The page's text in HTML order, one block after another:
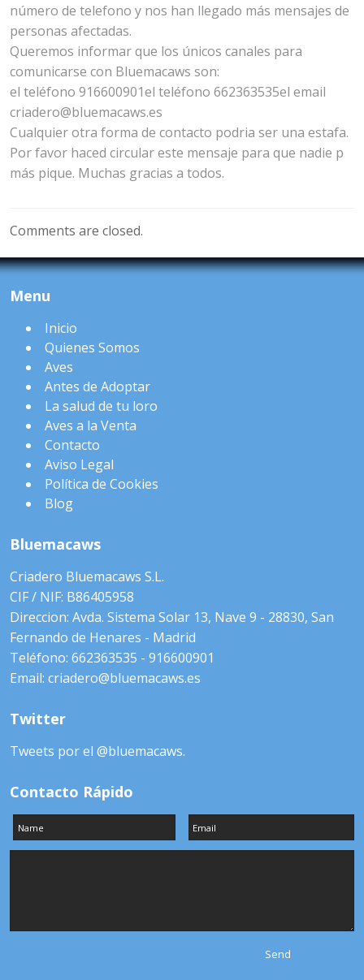
número de telefono y nos han llegado más mensajes de
personas afectadas.
Queremos informar que los únicos canales para
comunicarse con Bluemacaws son:
el teléfono 916600901el teléfono 662363535el email
criadero@bluemacaws.es
Cualquier otra forma de contacto podria ser una estafa.
Por favor haced circular este mensaje para que nadie p
más pique. Muchas gracias a todos.
Comments are closed.
Menu
Inicio
Quienes Somos
Aves
Antes de Adoptar
La salud de tu loro
Aves a la Venta
Contacto
Aviso Legal
Política de Cookies
Blog
Bluemacaws
Criadero Bluemacaws S.L.
CIF / NIF: B86405958
Direccion: Avda. Sistema Solar 13, Nave 9 - 28830, San
Fernando de Henares - Madrid
Teléfono: 662363535 - 916600901
Email: criadero@bluemacaws.es
Twitter
Tweets por el @bluemacaws.
Contacto Rápido